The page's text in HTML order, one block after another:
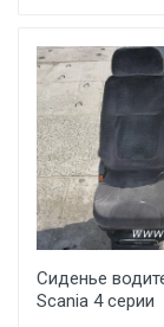
Сиденье
Scania 4 серии